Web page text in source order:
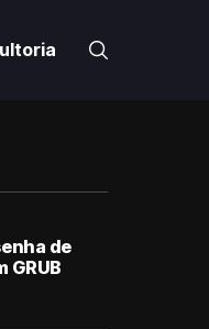
de
GRUB